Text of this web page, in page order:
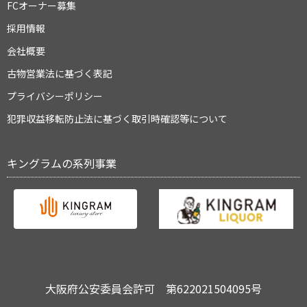
FCオーナー募集
採用情報
会社概要
古物営業法に基づく表記
プライバシーポリシー
犯罪収益移転防止法に基づく取引時確認等について
キングラムの系列事業
大阪府公安委員会許可 第622021504095号